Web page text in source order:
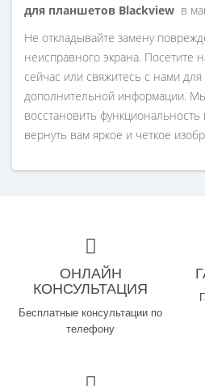
для планшетов Blackview в
Не откладывайте замену
неисправного экрана. Посетите
сейчас или свяжитесь с нами
дополнительной информации.
восстановить
вернуть вам яркое и четкое
ОНЛАЙН
КОНСУЛЬТАЦИЯ
Бесплатные консультации по
телефону